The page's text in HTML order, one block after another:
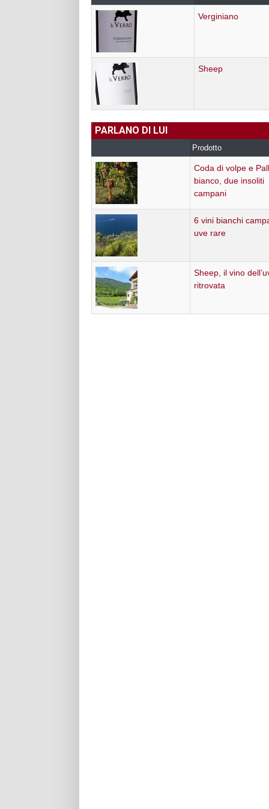
Verginiano
Sheep
PARLANO DI LUI
Prodotto
Coda di volpe e
bianco, due insoliti
campani
6 vini bianchi
uve rare
Sheep, il vino
ritrovata